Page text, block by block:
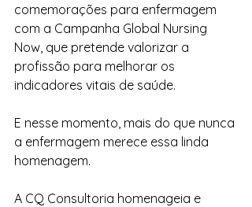
comemorações para enfermagem
com a Campanha Global Nursing
Now, que pretende valorizar a
profissão para melhorar os
indicadores vitais de saúde.
E nesse momento, mais do que nunca
a enfermagem merece essa linda
homenagem.
A CQ Consultoria homenageia e